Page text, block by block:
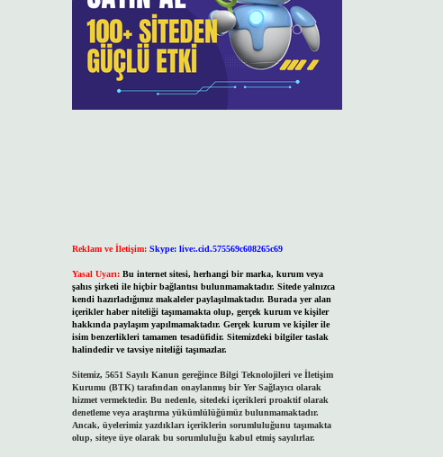
Reklam ve İletişim: Skype: live:.cid.575569c608265c69
Yasal Uyarı: Bu internet sitesi, herhangi bir marka, kurum veya
şahıs şirketi ile hiçbir bağlantısı bulunmamaktadır. Sitede yalnızca
kendi hazırladığımız makaleler paylaşılmaktadır. Burada yer alan
içerikler haber niteliği taşımamakta olup, gerçek kurum ve kişiler
hakkında paylaşım yapılmamaktadır. Gerçek kurum ve kişiler ile
isim benzerlikleri tamamen tesadüfidir. Sitemizdeki bilgiler taslak
halindedir ve tavsiye niteliği taşımazlar.
Sitemiz, 5651 Sayılı Kanun gereğince Bilgi Teknolojileri ve İletişim
Kurumu (BTK) tarafından onaylanmış bir Yer Sağlayıcı olarak
hizmet vermektedir. Bu nedenle, sitedeki içerikleri proaktif olarak
denetleme veya araştırma yükümlülüğümüz bulunmamaktadır.
Ancak, üyelerimiz yazdıkları içeriklerin sorumluluğunu taşımakta
olup, siteye üye olarak bu sorumluluğu kabul etmiş sayılırlar.